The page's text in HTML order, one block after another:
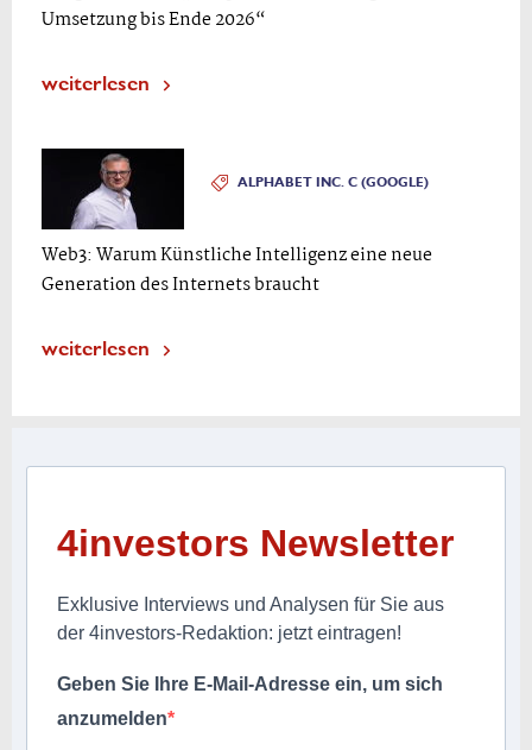
Umsetzung bis Ende 2026“
weiterlesen
ALPHABET INC. C (GOOGLE)
Web3: Warum Künstliche Intelligenz eine neue
Generation des Internets braucht
weiterlesen
4investors Newsletter
Exklusive Interviews und Analysen für Sie aus
der 4investors-Redaktion: jetzt eintragen!
Geben Sie Ihre E-Mail-Adresse ein, um sich
anzumelden